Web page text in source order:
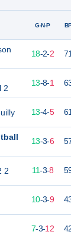
2
2
G-N-P
18-2-2
13-8-1
22 13-4-5
22 13-3-6
11-3-8
10-3-9
7-3-12